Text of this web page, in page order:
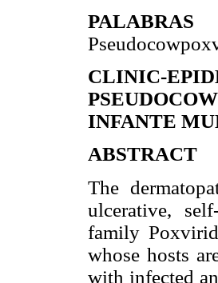
PALABRAS
CLINIC-
INFANTE
ABSTRACT
The
ulcerative,
family
whose hosts
with infected